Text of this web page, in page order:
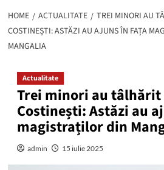
HOME ACTUALITATE
TREI MINORI AU
COSTINEȘTI: ASTĂZI AU AJUNS ÎN FAȚA
MANGALIA
Actualitate
Trei minori au
Costinești: Astăzi au
magistraților din
admin 15 iulie 2025